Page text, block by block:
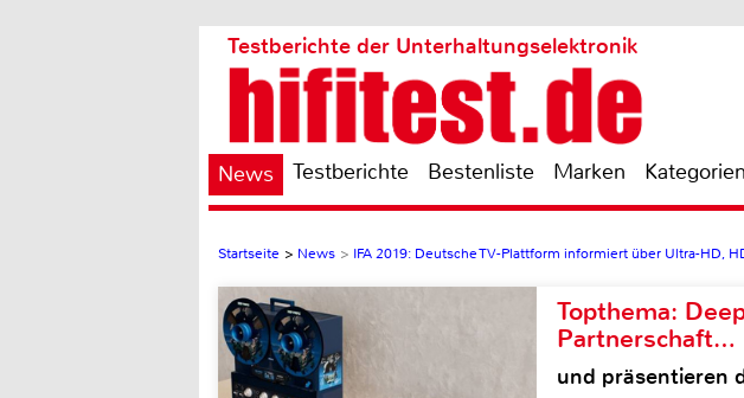
Testberichte der Unterhaltungselektronik
News Testberichte Bestenliste Marken Kategorien
Startseite > News > IFA 2019: Deutsche TV-Plattform informiert über Ultra-HD,
Topthema:
Partnerschaft…
und präsentieren